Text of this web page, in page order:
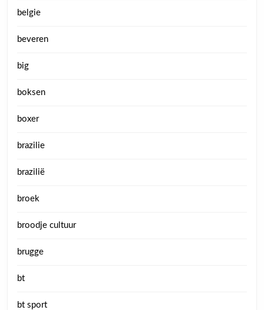
belgie
beveren
big
boksen
boxer
brazilie
brazilië
broek
broodje cultuur
brugge
bt
bt sport